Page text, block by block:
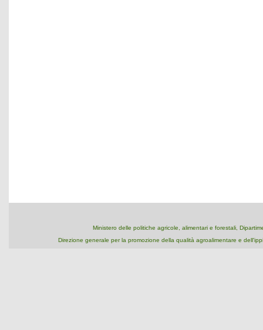
Ministero delle politiche agricole, alimentari e forestali,
Direzione generale per la promozione della qualità agroalimentare e